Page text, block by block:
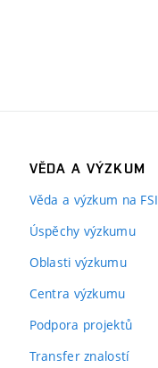
VĚDA A VÝZKUM
Věda a výzkum na FSI
Úspěchy výzkumu
Oblasti výzkumu
Centra výzkumu
Podpora projektů
Transfer znalostí